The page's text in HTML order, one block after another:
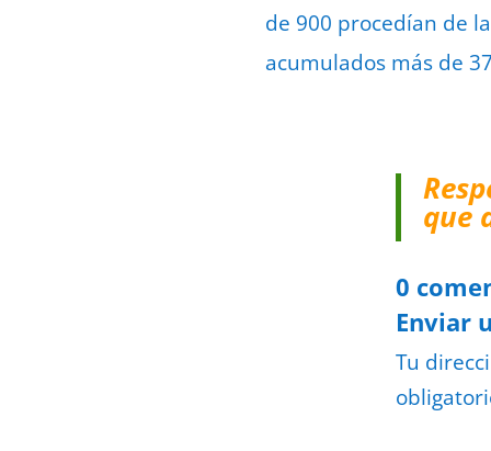
de 900 procedían de
acumulados más de
que
0
Enviar
Tu